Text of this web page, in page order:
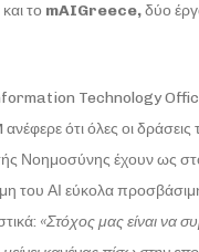
και το mAIGreece,δύο
Technology
ότι όλες οι δράσεις
Νοημοσύνης έχουν ως
του ΑΙ εύκολα
«Στόχος μας είναι να